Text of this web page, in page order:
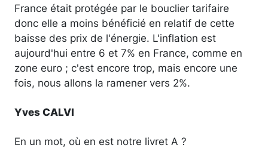
France était protégée par le bouclier tarifaire
donc elle a moins bénéficié en relatif de cette
baisse des prix de l'énergie. L'inflation est
aujourd'hui entre 6 et 7% en France, comme en
zone euro ; c'est encore trop, mais encore une
fois, nous allons la ramener vers 2%.
Yves CALVI
En un mot, où en est notre livret A ?